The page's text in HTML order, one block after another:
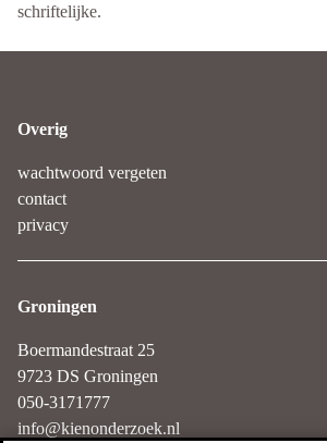
schriftelijke.
Overig
wachtwoord vergeten
contact
privacy
Groningen
Boermandestraat 25
9723 DS Groningen
050-3171777
info@kienonderzoek.nl